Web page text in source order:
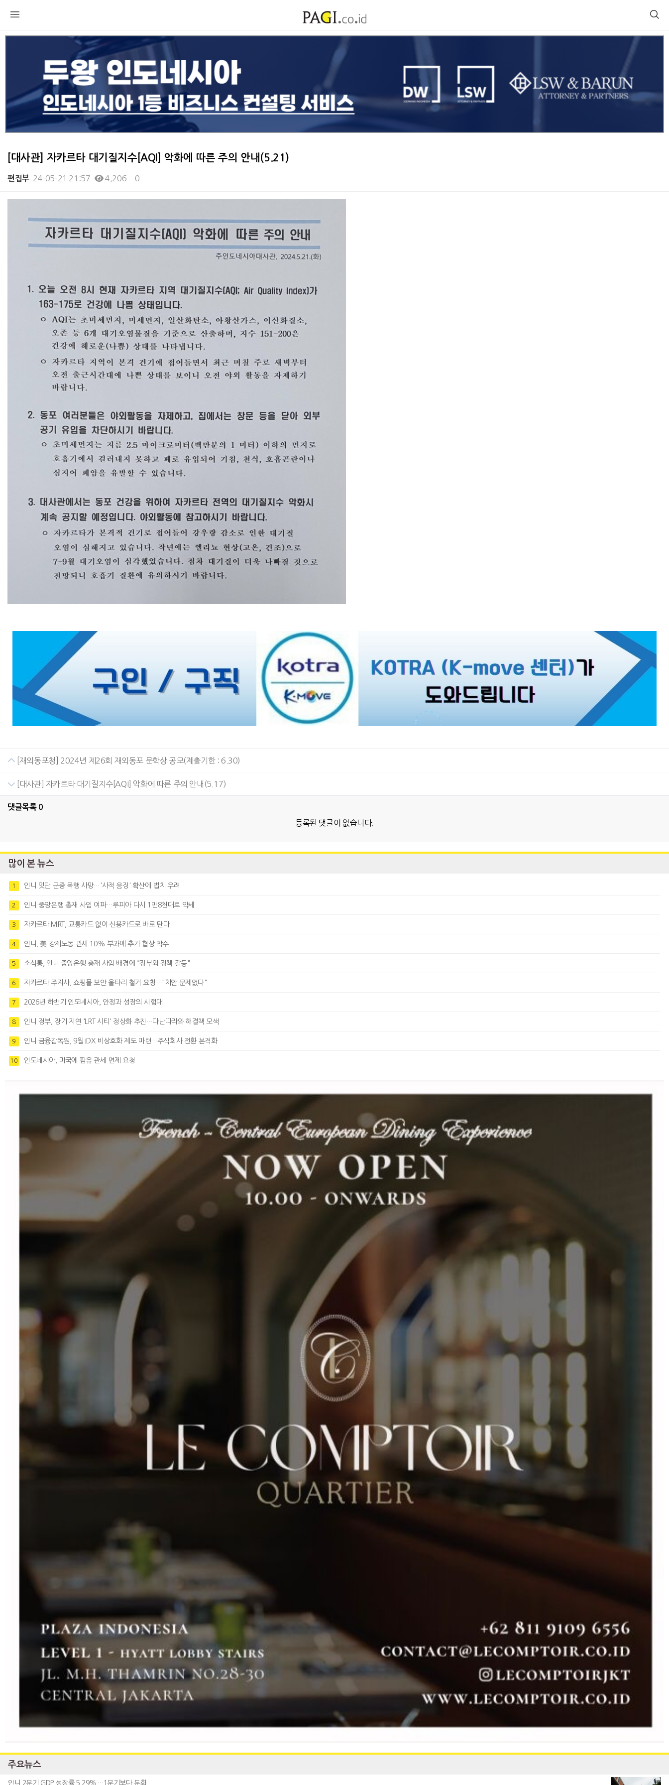
[대사관] 자카르타 대기질지수[AQI] 악화에 따른 주의 안내(5.21)
편집부 24-05-21 21:57 4,206 0
[재외동포청] 2024년 제26회 재외동포 문학상 공모(제출기한 : 6.30)
[대사관] 자카르타 대기질지수[AQI] 악화에 따른 주의 안내(5.17)
댓글목록 0
등록된 댓글이 없습니다.
많이 본 뉴스
1 인니 잇단 군중 폭행 사망…'사적 응징' 확산에 법치 우려
2 인니 중앙은행 총재 사임 여파…루피아 다시 1만8천대로 약세
3 자카르타 MRT, 교통카드 없이 신용카드로 바로 탄다
4 인니, 美 강제노동 관세 10% 부과에 추가 협상 착수
5 소식통, 인니 중앙은행 총재 사임 배경에 “정부와 정책 갈등"
6 자카르타 주지사, 쇼핑몰 보안 울타리 철거 요청…"치안 문제없다"
7 2026년 하반기 인도네시아, 안정과 성장의 시험대
8 인니 정부, 장기 지연 'LRT 시티' 정상화 추진…다난따라와 해결책 모색
9 인니 금융감독원, 9월 IDX 비상호화 제도 마련…주식회사 전환 본격화
10 인도네시아, 미국에 팜유 관세 면제 요청
주요뉴스
인니 2분기 GDP 성장률 5.29%…1분기보다 둔화